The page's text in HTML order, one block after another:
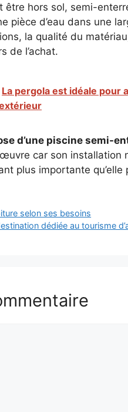
être hors sol, semi-
pièce d’eau dans une
la qualité du
de l’achat.
La pergola est idéale
d’une piscine semi-
car son installation
plus importante
selon ses besoins
dédiée au tourisme